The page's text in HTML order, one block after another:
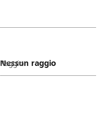
Raggio